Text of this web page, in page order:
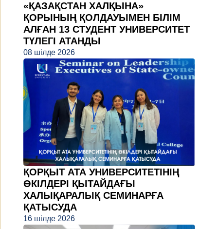
«ҚАЗАҚСТАН ХАЛҚЫНА»
ҚОРЫНЫҢ ҚОЛДАУЫМЕН БІЛІМ
АЛҒАН 13 СТУДЕНТ УНИВЕРСИТЕТ
ТҮЛЕГІ АТАНДЫ
08 шілде 2026
ҚОРҚЫТ АТА УНИВЕРСИТЕТІНІҢ
ӨКІЛДЕРІ ҚЫТАЙДАҒЫ
ХАЛЫҚАРАЛЫҚ СЕМИНАРҒА
ҚАТЫСУДА
16 шілде 2026